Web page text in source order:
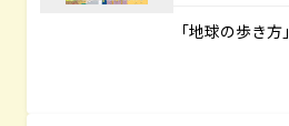
「地球の歩き